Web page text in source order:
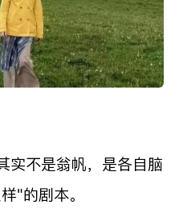
实不是翁帆，是各自脑
"的剧本。